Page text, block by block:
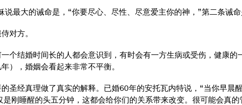
最大的诫命是，“你要尽心、尽性、尽意爱主你的神，”第二条诫命
对方。
个结婚时间长的人都会意识到，有时会有一方生病或受伤，健康
），婚姻会看起来非常不平衡。
圣经真理做了真实的解释。已婚60年的安托瓦内特说，“当你早晨
刚睡醒的头五分钟，这都会给你们的关系带来改变。很可能会真